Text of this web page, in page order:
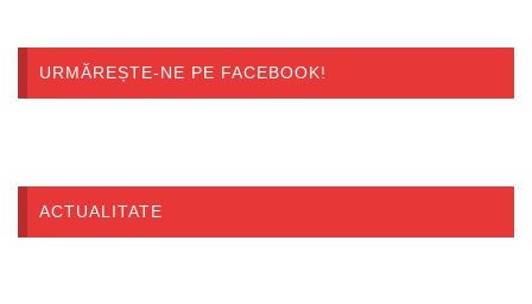
URMĂREȘTE-NE PE FACEBOOK!
ACTUALITATE